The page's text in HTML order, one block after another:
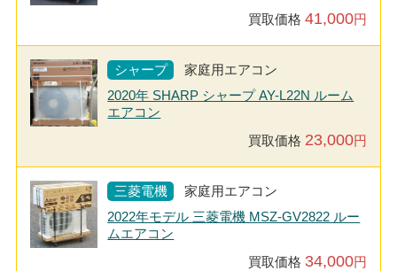
買取価格41,000円
シャープ
家庭用エアコン
2020年 SHARP シャープ AY-L22N ルーム
エアコン
買取価格 23,000円
三菱電機
家庭用エアコン
2022年モデル 三菱電機 MSZ-GV2822 ルー
ムエアコン
買取価格 34,000円